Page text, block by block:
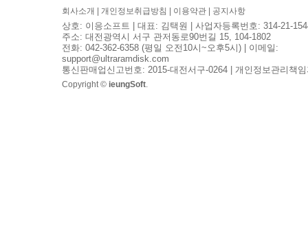
회사소개 개인정보취급방침 이용약관 공지사항
상호: 이응소프트 | 대표: 김택원 | 사업자등록번호: 314-21-
주소: 대전광역시 서구 관저동로90번길 15, 104-1802
전화: 042-362-6358 (평일 오전10시~오후5시) | 이메일:
support@ultraramdisk.com
통신판매업신고번호: 2015-대전서구-0264 | 개인정보관리책
Copyright © ieungSoft.